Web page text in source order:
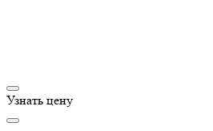
Узнать цену